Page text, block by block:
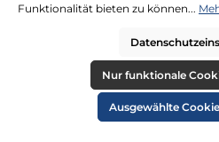
Funktionalität bieten zu können...
Nur funktionale
Ausgewählte